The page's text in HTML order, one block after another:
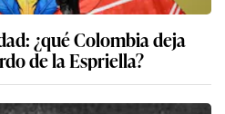
¿qué Colombia deja
de la Espriella?